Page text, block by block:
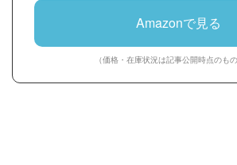
Amazonで見る
（価格・在庫状況は記事公開時点のもの